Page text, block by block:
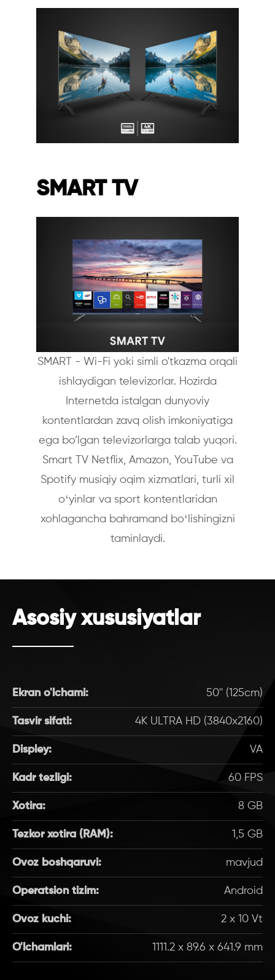
SMART TV
SMART - Wi-Fi yoki simli o'tkazma orqali
ishlaydigan televizorlar. Hozirda
Internetda istalgan dunyoviy
kontentlardan zavq olish imkoniyatiga
ega bo’lgan televizorlarga talab yuqori.
Smart TV Netflix, Amazon, YouTube va
Spotify musiqiy oqim xizmatlari, turli xil
oʻyinlar va sport kontentlaridan
xohlagancha bahramand boʻlishingizni
taminlaydi.
Asosiy xususiyatlar
Ekran o'lchami: 50'' (125cm)
Tasvir sifati: 4K ULTRA HD (3840x2160)
Displey: VA
Kadr tezligi: 60 FPS
Xotira: 8 GB
Tezkor xotira (RAM): 1,5 GB
Ovoz boshqaruvi: mavjud
Operatsion tizim: Android
Ovoz kuchi: 2 x 10 Vt
O'lchamlari: 1111.2 x 89.6 x 641.9 mm